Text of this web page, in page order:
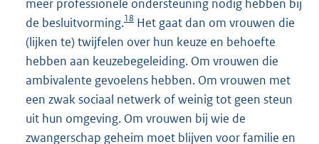
meer professionele ondersteuning nodig hebben bij
de besluitvorming.18 Het gaat dan om vrouwen die
(lijken te) twijfelen over hun keuze en behoefte
hebben aan keuzebegeleiding. Om vrouwen die
ambivalente gevoelens hebben. Om vrouwen met
een zwak sociaal netwerk of weinig tot geen steun
uit hun omgeving. Om vrouwen bij wie de
zwangerschap geheim moet blijven voor familie en